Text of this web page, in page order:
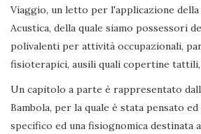
Viaggio, un letto per l'applicazione
Acustica, della quale siamo possessori
polivalenti per attività occupazionali,
fisioterapici, ausili quali copertine tattili,
Un capitolo a parte è rappresentato
Bambola, per la quale è stata pensato
specifico ed una fisiognomica destinata